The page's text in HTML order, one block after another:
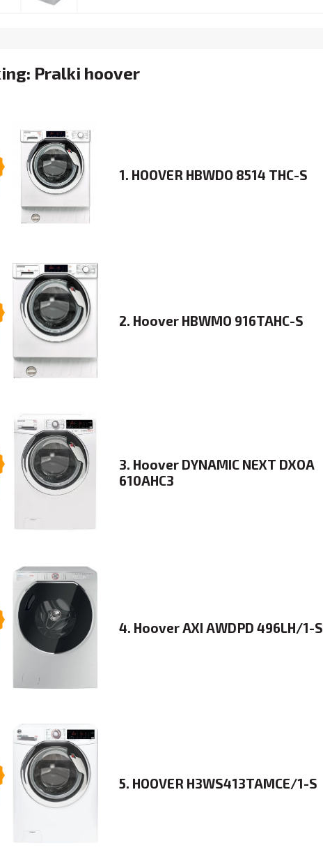
Pralki hoover
1. HOOVER HBWDO 8514 THC-S
2. Hoover HBWMO 916TAHC-S
3. Hoover DYNAMIC NEXT DXOA
610AHC3
4. Hoover AXI AWDPD 496LH/1-S
5. HOOVER H3WS413TAMCE/1-S